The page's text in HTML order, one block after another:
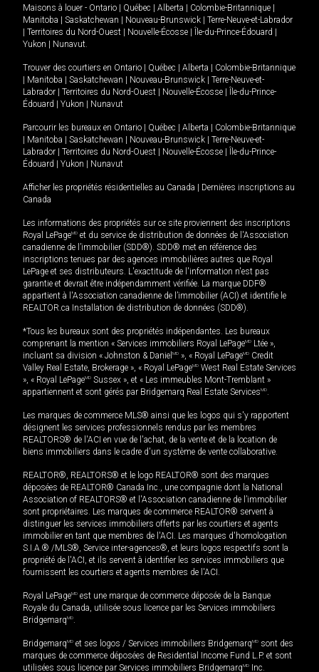
Maisons à louer - Ontario Québec Alberta Colombie-Britannique
Manitoba
Saskatchewan Nouveau-Brunswick
Terre-Neuve-et-Labrador
Territoires du Nord-Ouest Nouvelle-Écosse Île-du-Prince-Édouard
Yukon
Nunavut.
Trouver des courtiers en Ontario Québec Alberta
Colombie-Britannique
Manitoba Saskatchewan Nouveau-Brunswick
Terre-Neuve-et-
Labrador
Territoires du Nord-Ouest Nouvelle-Écosse
Île-du-Prince-
Édouard
Yukon Nunavut
Parcourir les bureaux en Ontario Québec Alberta
Colombie-Britannique
Manitoba Saskatchewan Nouveau-Brunswick
Terre-Neuve-et-
Labrador
Territoires du Nord-Ouest Nouvelle-Écosse
Île-du-Prince-
Édouard
Yukon Nunavut
Afficher les propriétés résidentielles au Canada
Dernières inscriptions au
Canada
Les informations des propriétés sur ce site proviennent des inscriptions
Royal LePageMD et du service de distribution de données de l'Association
canadienne de l’immobilier (SDD®). SDD® met en référence des
inscriptions tenues par des agences immobilières autres que Royal
LePage et ses distributeurs. L'exactitude de l'information n'est pas
garantie et devrait être indépendamment vérifiée. La marque DDF®
appartient à l'Association canadienne de l’immobilier (ACI) et identifie le
REALTOR.ca Installation de distribution de données (SDD®).
*Tous les bureaux sont des propriétés indépendantes. Les bureaux
comprenant la mention « Services immobiliers Royal LePageMD Ltée »,
incluant sa division « Johnston & Daniel MD », « Royal LePageMD Credit
Valley Real Estate, Brokerage », « Royal LePageMD West Real Estate Services
», « Royal LePageMD Sussex », et « Les immeubles Mont-Tremblant »
appartiennent et sont gérés par Bridgemarq Real Estate ServicesMD.
Les marques de commerce MLS® ainsi que les logos qui s'y rapportent
désignent les services professionnels rendus par les membres
REALTORS® de l'ACI en vue de l'achat, de la vente et de la location de
biens immobiliers dans le cadre d'un système de vente collaborative.
REALTOR®, REALTORS® et le logo REALTOR® sont des marques
déposées de REALTOR® Canada Inc., une compagnie dont la National
Association of REALTORS® et l'Association canadienne de l’immobilier
sont propriétaires. Les marques de commerce REALTOR® servent à
distinguer les services immobiliers offerts par les courtiers et agents
immobilier en tant que membres de l'ACI. Les marques d'homologation
S.I.A.® /MLS®, Service inter-agences®, et leurs logos respectifs sont la
propriété de l'ACI, et ils servent à identifier les services immobiliers que
fournissent les courtiers et agents membres de l'ACI.
Royal LePageMD est une marque de commerce déposée de la Banque
Royale du Canada, utilisée sous licence par les Services immobiliers
BridgemarqMD.
BridgemarqMD et ses logos / Services immobiliers BridgemarqMD sont des
marques de commerce déposées de Residential Income Fund L.P. et sont
utilisées sous licence par Services immobiliers BridgemarqMD Inc.